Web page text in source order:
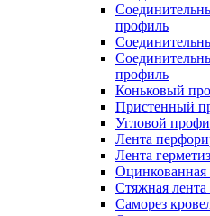
профиль
профиль
Коньковый
Пристенный
Угловой
Лента
Лента
Оцинкованная
Стяжная
Саморез